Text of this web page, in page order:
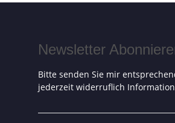
Newsletter
Bitte senden Sie mir
jederzeit widerruflich